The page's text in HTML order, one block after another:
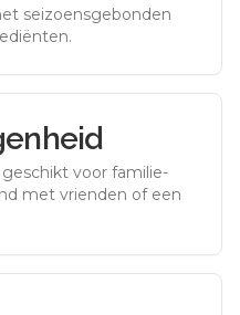
seizoensgebonden
voor familie-
met vrienden of een